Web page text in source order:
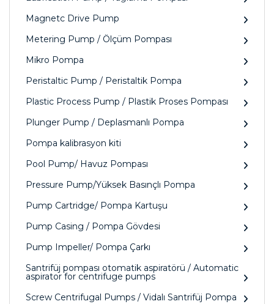
Magnetc Drive Pump
Metering Pump / Ölçüm Pompası
Mikro Pompa
Peristaltic Pump / Peristaltik Pompa
Plastic Process Pump / Plastik Proses Pompası
Plunger Pump / Deplasmanlı Pompa
Pompa kalibrasyon kiti
Pool Pump/ Havuz Pompası
Pressure Pump/Yüksek Basınçlı Pompa
Pump Cartridge/ Pompa Kartuşu
Pump Casing / Pompa Gövdesi
Pump Impeller/ Pompa Çarkı
Santrifüj pompası otomatik aspiratörü / Automatic
aspirator for centrifuge pumps
Screw Centrifugal Pumps / Vidalı Santrifüj Pompa